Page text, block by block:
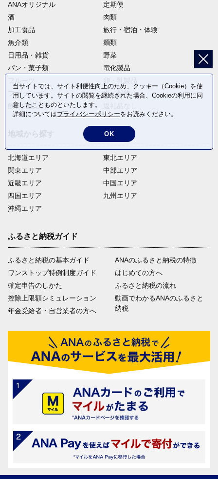
ANAオリジナル
定期便
酒
肉類
加工食品
旅行・宿泊・体験
魚介類
麺類
日用品・雑貨
野菜
パン・菓子類
電化製品
ファッション
米・穀物
飲料(酒以外)
北海道エリア
関東エリア
近畿エリア
四国エリア
沖縄エリア
東北エリア
中部エリア
中国エリア
九州エリア
ふるさと納税ガイド
ふるさと納税の基本ガイド
ワンストップ特例制度ガイド
確定申告のしかた
控除上限額シミュレーション
年金受給者・自営業者の方へ
ANAのふるさと納税の特徴
はじめての方へ
ふるさと納税の流れ
動画でわかるANAのふるさと
納税
当サイトでは、サイト利便性向上のため、クッキー（Cookie）を使
用しています。サイトの閲覧を継続された場合、Cookieの利用に同
意したことものといたします。
詳細についてはプライバシーポリシーをお読みください。
OK